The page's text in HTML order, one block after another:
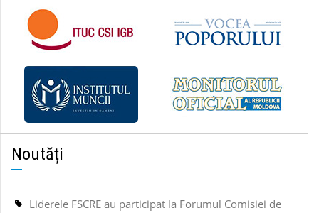
Noutăți
Liderele FSCRE au participat la Forumul Comisiei de